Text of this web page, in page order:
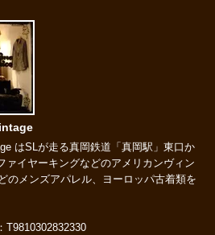
はSLが走る真岡鉄道「真岡駅」東口か
ァイヤーキングなどのアメリカンヴィン
のメンズアパレル、ヨーロッパ古着類を
T9810302832330